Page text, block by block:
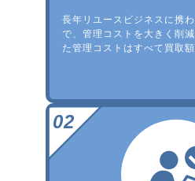
長年リユースビジネスに携
で、管理コストを大きく削
た管理コストはすべて買取